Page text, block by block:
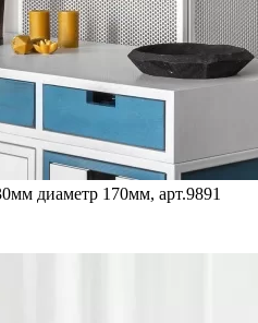
диаметр 170мм, арт.9891